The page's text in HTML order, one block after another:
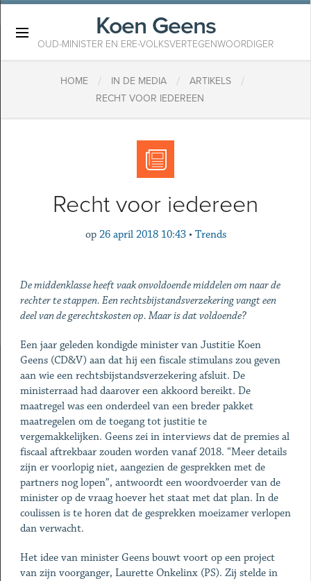
Koen Geens
OUD-MINISTER EN ERE-VOLKSVERTEGENWOORDIGER
HOME / IN DE MEDIA / ARTIKELS /
RECHT VOOR IEDEREEN
Recht voor iedereen
op 26 april 2018 10:43 • Trends
De middenklasse heeft vaak onvoldoende middelen om naar de
rechter te stappen. Een rechtsbijstandsverzekering vangt een
deel van de gerechtskosten op. Maar is dat voldoende?
Een jaar geleden kondigde minister van Justitie Koen
Geens (CD&V) aan dat hij een fiscale stimulans zou geven
aan wie een rechtsbijstandsverzekering afsluit. De
ministerraad had daarover een akkoord bereikt. De
maatregel was een onderdeel van een breder pakket
maatregelen om de toegang tot justitie te
vergemakkelijken. Geens zei in interviews dat de premies al
fiscaal aftrekbaar zouden worden vanaf 2018. “Meer details
zijn er voorlopig niet, aangezien de gesprekken met de
partners nog lopen”, antwoordt een woordvoerder van de
minister op de vraag hoever het staat met dat plan. In de
coulissen is te horen dat de gesprekken moeizamer verlopen
dan verwacht.
Het idee van minister Geens bouwt voort op een project
van zijn voorganger, Laurette Onkelinx (PS). Zij stelde in